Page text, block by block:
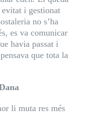
evitat i gestionat
no s’ha
es va comunicar
havia passat i
que tota la
li muta res més